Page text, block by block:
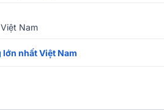
Nam
lớn nhất Việt Nam